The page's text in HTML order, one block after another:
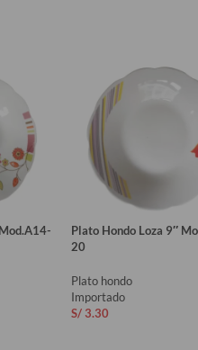
Plato Hondo Loza 9″
20
Plato hondo
Importado
S/ 3.30